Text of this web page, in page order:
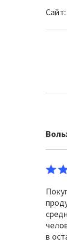
Сайт:
в